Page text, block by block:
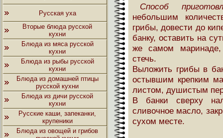
Русская уха
Вторые блюда русской
кухни
Блюда из мяса русской
кухни
Блюда из рыбы русской
кухни
Блюда из домашней птицы
русской кухни
Блюда из дичи русской
кухни
Русские каши, запеканки,
крупеники
Блюда из овощей и грибов
Способ
небольшим
грибы, довести до
банку, оставить на
же самом маринаде,
стечь.
Выложить грибы в
остывшим крепким
листом, душистым
В банки сверху
сливочное масло,
сухом месте.